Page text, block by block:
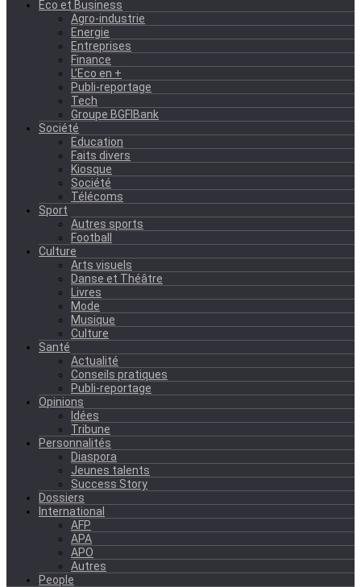
Eco et Business
Agro-industrie
Energie
Entreprises
Finance
L’Eco en +
Publi-reportage
Tech
Groupe BGFIBank
Société
Education
Faits divers
Kiosque
Société
Télécoms
Sport
Autres sports
Football
Culture
Arts visuels
Danse et Théâtre
Livres
Mode
Musique
Culture
Santé
Actualité
Conseils pratiques
Publi-reportage
Opinions
Idées
Tribune
Personnalités
Diaspora
Jeunes talents
Success Story
Dossiers
International
AFP
APA
APO
Autres
People